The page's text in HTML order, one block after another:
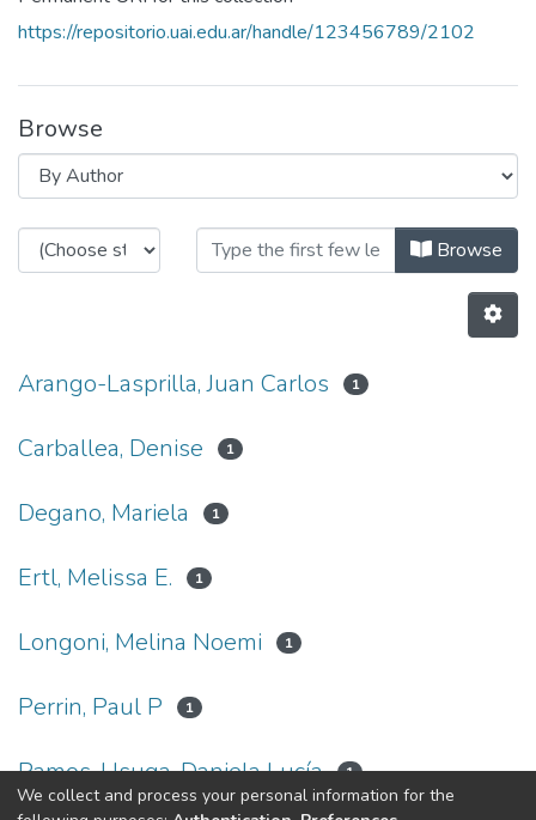
https://repositorio.uai.edu.ar/handle/123456789/2102
Browse
Browsing Programa de Browse
Arango-Lasprilla, Juan Carlos 1
Carballea, Denise 1
Degano, Mariela 1
Ertl, Melissa E. 1
Longoni, Melina Noemi 1
Perrin, Paul P 1
Ramos-Usuga, Daniela Lucía 1
We collect and process your personal information for the